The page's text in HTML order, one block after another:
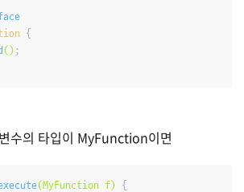
{
() ;
수의 타입이 MyFunction이면
(MyFunction f) {